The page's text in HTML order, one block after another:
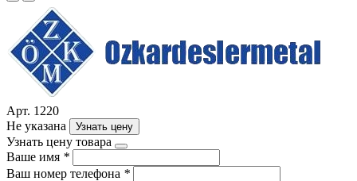
Арт. 1220
Не указана
Узнать цену
Узнать цену товара
Ваше имя *
Ваш номер телефона *